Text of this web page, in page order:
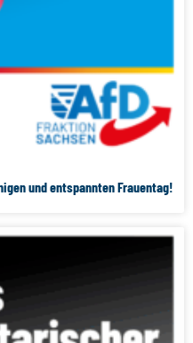
und entspannten Frauentag!